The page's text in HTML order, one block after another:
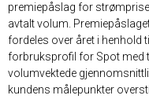
premiepåslag for
avtalt volum.
fordeles over året i henhold
forbruksprofil for Spot med
volumvektede
kundens målepunkter